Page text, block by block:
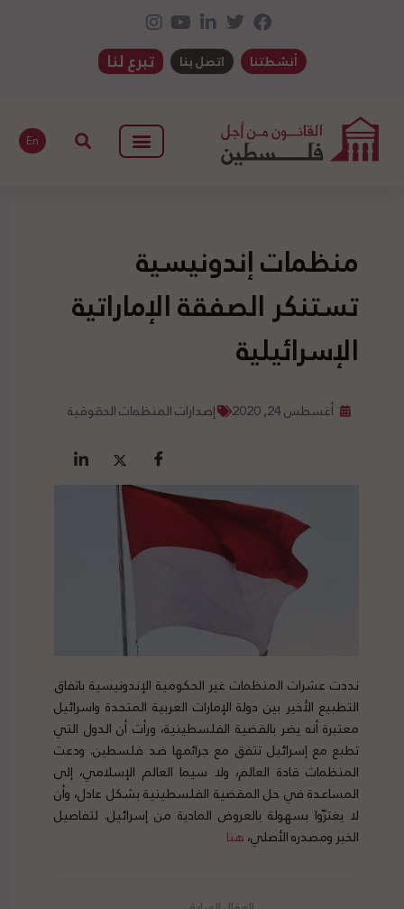
أنشطتنا اتصل بنا تبرع لنا
En
منظمات إندونيسية
تستنكر الصفقة الإماراتية
الإسرائيلية
أغسطس 24, 2020 إصدارات المنظمات الحقوقية
نددت عشرات المنظمات غير الحكومية الإندونيسية باتفاق
التطبيع الأخير بين دولة الإمارات العربية المتحدة واسرائيل
معتبرة أنه يضر بالقضية الفلسطينية، ورأت أن الدول التي
تطبع مع إسرائيل تتفق مع جرائمها ضد فلسطين. ودعت
المنظمات قادة العالم، ولا سيما العالم الإسلامي، إلى
المساعدة في حل المقضية الفلسطينية بشكل عادل، وأن
لا يغترّوا بسهولة بالعروض المادية من إسرائيل. لتفاصيل
الخبر ومصدره الأصلي،هنا